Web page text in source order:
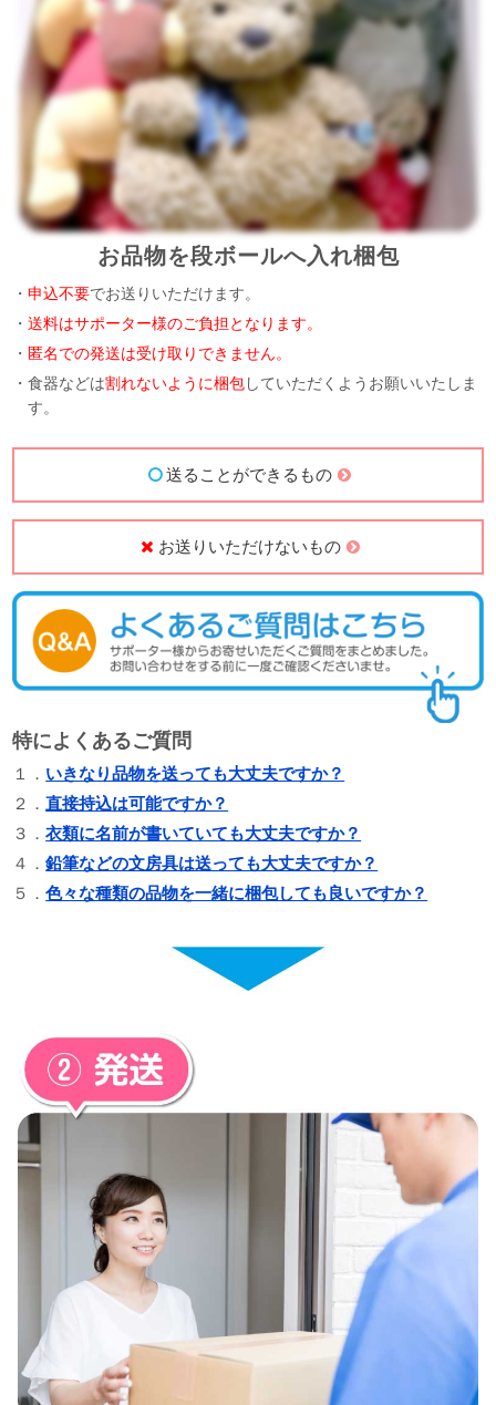
お品物を段ボールへ入れ梱包
・申込不要 でお送りいただけます。
・送料はサポーター様のご負担となります。
・匿名での発送は受け取りできません。
・食器などは割れないように梱包していただくようお願いいたしま
す。
送ることができるもの
お送りいただけないもの
特によくあるご質問
１．いきなり品物を送っても大丈夫ですか？
２．直接持込は可能ですか？
３．衣類に名前が書いていても大丈夫ですか？
４．鉛筆などの文房具は送っても大丈夫ですか？
５．色々な種類の品物を一緒に梱包しても良いですか？